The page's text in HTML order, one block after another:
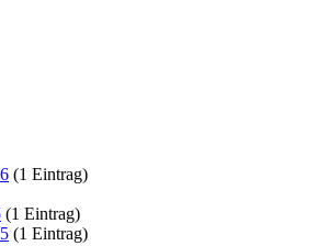
(1 Eintrag)
(1 Eintrag)
(1 Eintrag)